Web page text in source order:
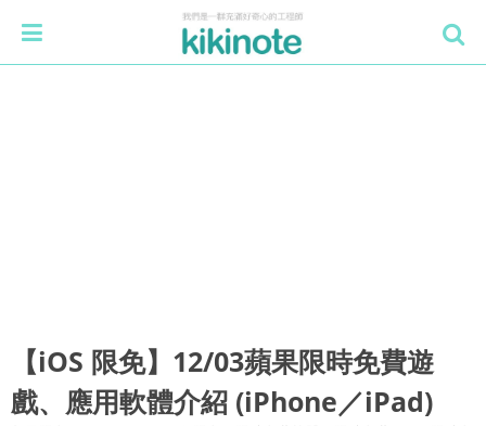
【iOS 限免】12/03蘋果限時免費遊
戲、應用軟體介紹 (iPhone／iPad)